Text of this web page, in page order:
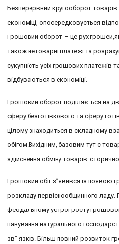
Безперервний кругооборот товарів
економіці, опосередковується
Грошовий оборот – це рух
також нетоварні платежі та
сукупність усіх грошових платежів
відбуваються в економіці.
Грошовий оборот поділяється на
сферу безготівкового та сферу
цілому знаходиться в складному
обігом.Вихідним, базовим тут є
здійснення обміну товарів
Грошовий обіг з”явився із появою
розкладу первіснообщинного ладу.
феодальному устрої росту
панування натурального
зв” язків. Більш повний розвиток